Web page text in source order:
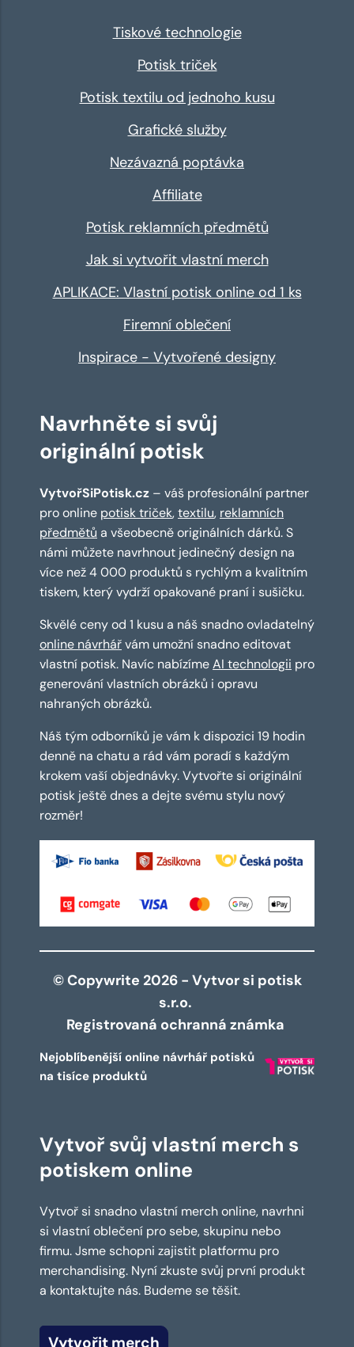
Tiskové technologie
Potisk triček
Potisk textilu od jednoho kusu
Grafické služby
Nezávazná poptávka
Affiliate
Potisk reklamních předmětů
Jak si vytvořit vlastní merch
APLIKACE: Vlastní potisk online od 1 ks
Firemní oblečení
Inspirace - Vytvořené designy
Navrhněte si svůj
originální potisk
VytvořSiPotisk.cz – váš profesionální partner
pro online potisk triček,textilu, reklamních
předmětů a všeobecně originálních dárků. S
námi můžete navrhnout jedinečný design na
více než 4 000 produktů s rychlým a kvalitním
tiskem, který vydrží opakované praní i sušičku.
Skvělé ceny od 1 kusu a náš snadno ovladatelný
online návrhářvám umožní snadno editovat
vlastní potisk. Navíc nabízímeAI technologii pro
generování vlastních obrázků i opravu
nahraných obrázků.
Náš tým odborníků je vám k dispozici 19 hodin
denně na chatu a rád vám poradí s každým
krokem vaší objednávky. Vytvořte si originální
potisk ještě dnes a dejte svému stylu nový
rozměr!
© Copywrite 2026 - Vytvor si potisk
s.r.o.
Registrovaná ochranná známka
Nejoblíbenější online návrhář potisků
na tisíce produktů
Vytvoř svůj vlastní merch s
potiskem online
Vytvoř si snadno vlastní merch online, navrhni
si vlastní oblečení pro sebe, skupinu nebo
firmu. Jsme schopni zajistit platformu pro
merchandising. Nyní zkuste svůj první produkt
a kontaktujte nás. Budeme se těšit.
Vytvořit merch